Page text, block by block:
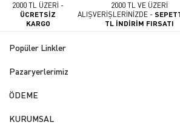
2000 TL ÜZERİ -
ÜCRETSİZ
KARGO
2000 TL VE ÜZERİ
ALIŞVERİŞLERİNİZDE -
TL İNDİRİM FIRSATI
Popüler Linkler
Pazaryerlerimiz
ÖDEME
KURUMSAL